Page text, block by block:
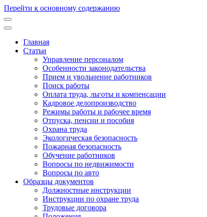
Перейти к основному содержанию
Основная
навигация
Главная
Статьи
Управление персоналом
Особенности законодательства
Прием и увольнение работников
Поиск работы
Оплата труда, льготы и компенсации
Кадровое делопроизводство
Режимы работы и рабочее время
Отпуска, пенсии и пособия
Охрана труда
Экологическая безопасность
Пожарная безопасность
Обучение работников
Вопросы по недвижимости
Вопросы по авто
Образцы документов
Должностные инструкции
Инструкции по охране труда
Трудовые договора